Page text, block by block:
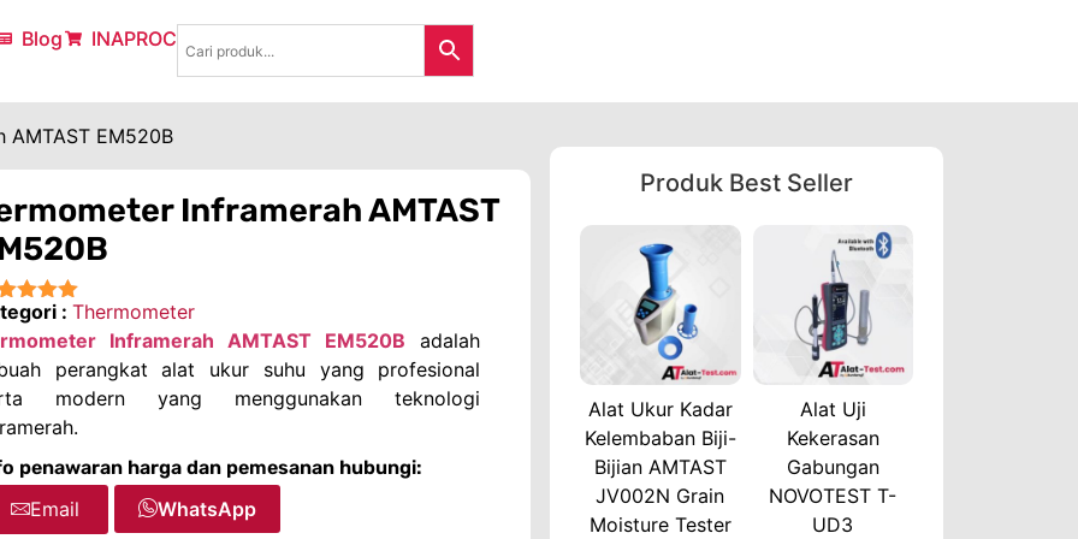
Blog INAPROC
AMTAST EM520B
Inframerah AMTAST
: Thermometer
Inframerah AMTAST EM520B adalah
perangkat alat ukur suhu yang profesional
modern yang menggunakan teknologi
penawaran harga dan pemesanan hubungi:
Email WhatsApp
Produk Best Seller
Alat Ukur Kadar
Kelembaban Biji-
Bijian AMTAST
JV002N Grain
Moisture Tester
Alat Uji
Kekerasan
Gabungan
NOVOTEST T-
UD3